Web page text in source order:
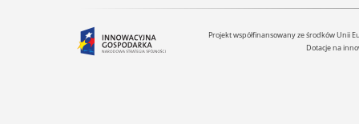
Projekt współfinansowany ze środków Unii
Dotacje na